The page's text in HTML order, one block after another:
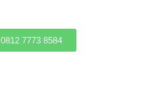
0812 7773 8584